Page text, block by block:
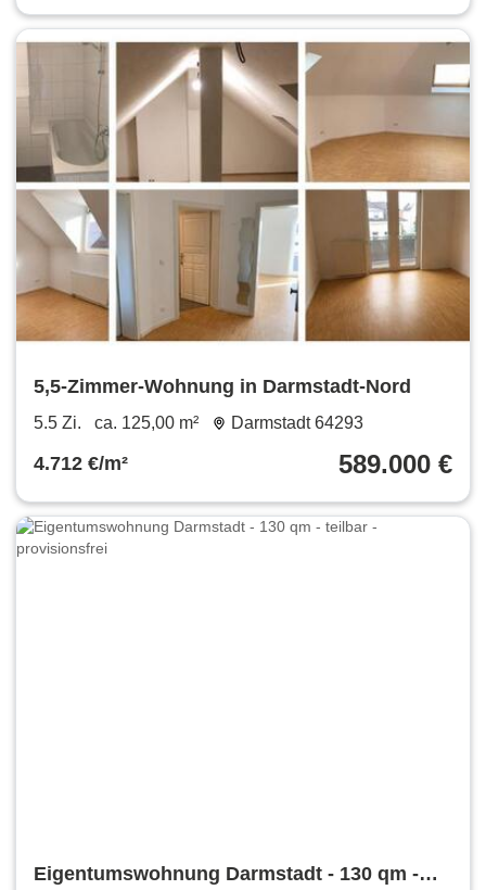
5,5-Zimmer-Wohnung in Darmstadt-Nord
5.5 Zi. ca. 125,00 m² Darmstadt 64293
4.712 €/m² 589.000 €
Eigentumswohnung Darmstadt - 130 qm -